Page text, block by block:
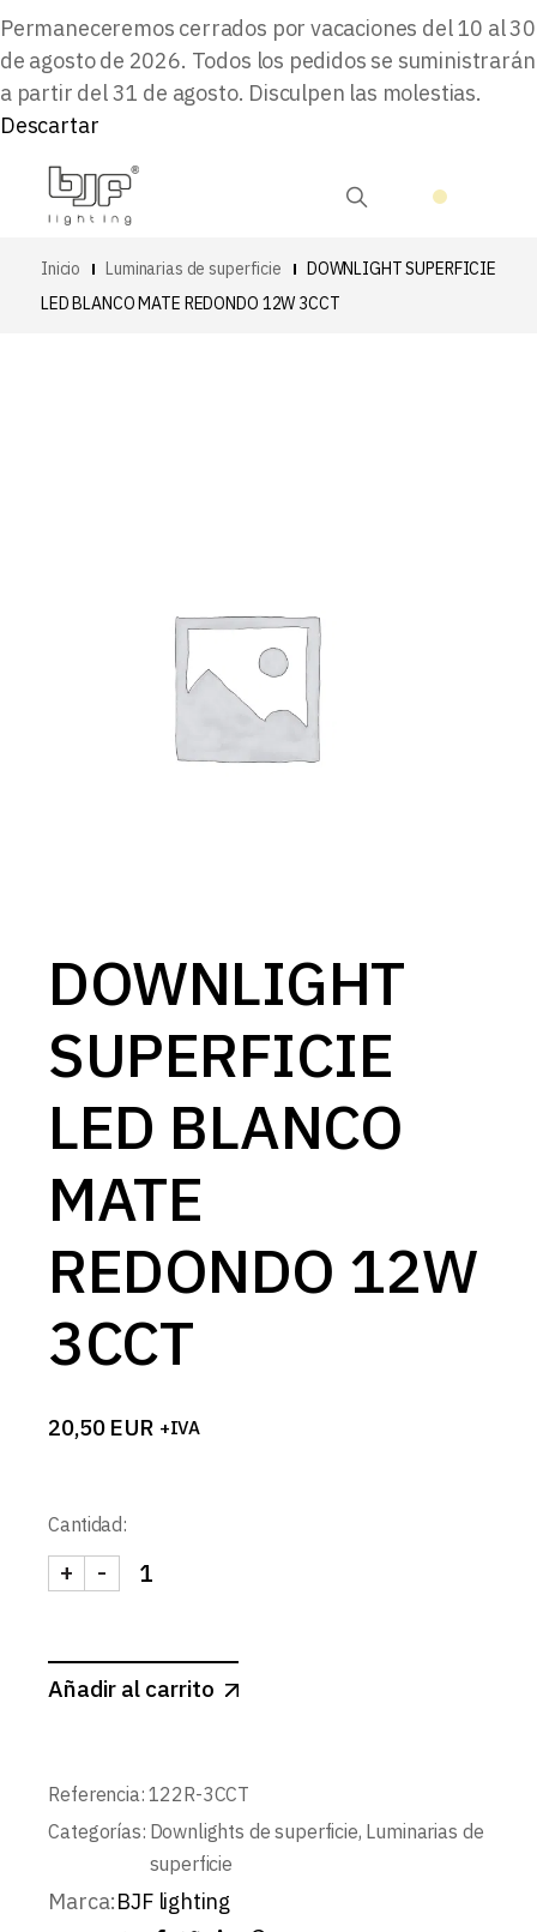
Permaneceremos cerrados por vacaciones del 10 al 30
de agosto de 2026. Todos los pedidos se suministrarán
a partir del 31 de agosto. Disculpen las molestias.
Descartar
Inicio Luminarias de superficie
DOWNLIGHT SUPERFICIE
LED BLANCO MATE REDONDO 12W 3CCT
DOWNLIGHT
SUPERFICIE
LED BLANCO
MATE
REDONDO 12W
3CCT
20,50 EUR +IVA
Cantidad:
DOWNLIGHT SUPERFICIE LED BLANCO MATE
-
+
Añadir al carrito
Referencia: 122R-3CCT
Categorías: Downlights de superficie, Luminarias de
superficie
Marca:BJF lighting